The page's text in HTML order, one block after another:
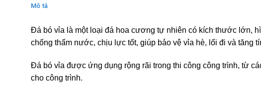
Mô tả
Đá bó vỉa là một loại đá hoa cương tự nhiên có kích thước lớn,
chống thấm nước, chịu lực tốt, giúp bảo vệ vỉa hè, lối đi và tăng
Đá bó vỉa được ứng dụng rộng rãi trong thi công công trình, từ
cho công trình.